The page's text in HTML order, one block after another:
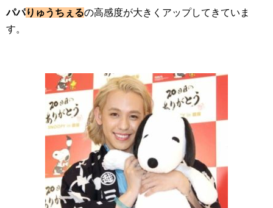
パパりゅうちぇるの高感度が大きくアップしてきていま
す。